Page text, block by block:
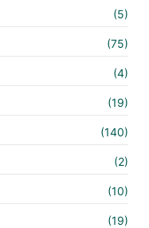
(5)
(75)
(4)
(19)
(140)
(2)
(10)
(19)